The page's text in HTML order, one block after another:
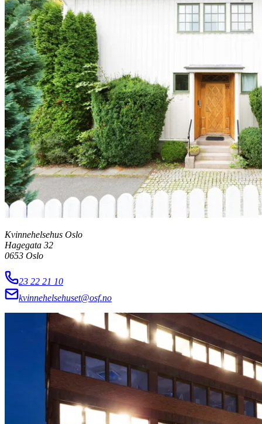
Kvinnehelsehus Oslo
Hagegata 32
0653 Oslo
23 22 21 10
kvinnehelsehuset@osf.no